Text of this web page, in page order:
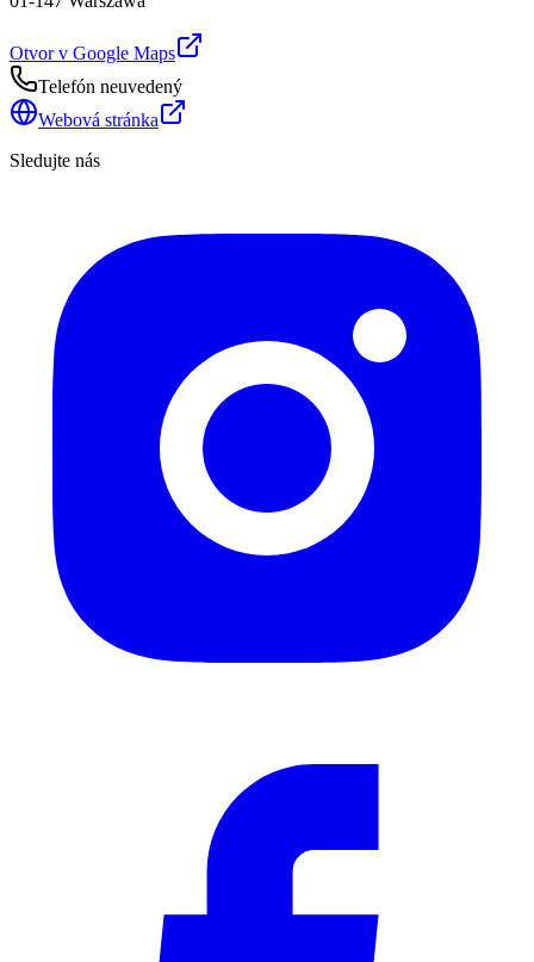
Otvor v Google Maps
Telefón neuvedený
Webová stránka
Sledujte nás